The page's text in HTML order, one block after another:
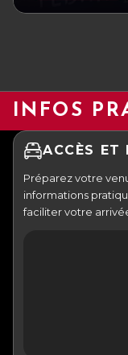
INFOS
ACCÈS ET
Préparez votre
informations
faciliter votre